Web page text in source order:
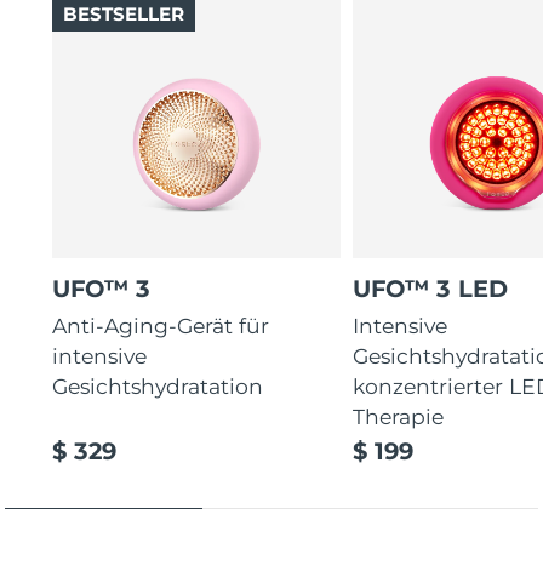
UFO™ 3
Anti-Aging-Gerät für
intensive
Gesichtshydratation
$ 329
BESTSELLER
UFO™ 3 LED
Intensive
konzentrierter
Therapie
$ 199